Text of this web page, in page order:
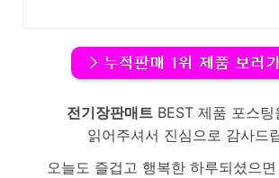
전기장판매트 BEST 제품 포스팅
읽어주셔서 진심으로 감사드
오늘도 즐겁고 행복한 하루되셨으